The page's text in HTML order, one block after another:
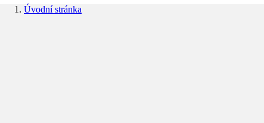
Úvodní stránka